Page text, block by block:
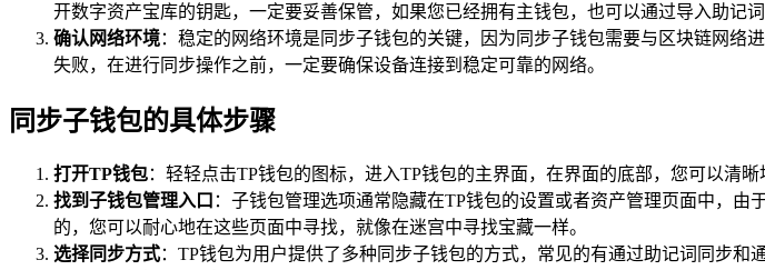
开数字资产宝库的钥匙，一定要妥善保管，如果您已经拥有主钱包，也可以通过导入助记
确认网络环境：稳定的网络环境是同步子钱包的关键，因为同步子钱包需要与区块链网
失败，在进行同步操作之前，一定要确保设备连接到稳定可靠的网络。
同步子钱包的具体步骤
打开TP钱包：轻轻点击TP钱包的图标，进入TP钱包的主界面，在界面的底部，您可以清
找到子钱包管理入口 ：子钱包管理选项通常隐藏在TP钱包的设置或者资产管理页面中，
的，您可以耐心地在这些页面中寻找，就像在迷宫中寻找宝藏一样。
选择同步方式：TP钱包为用户提供了多种同步子钱包的方式，常见的有通过助记词同步和